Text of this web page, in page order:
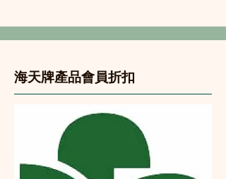
海天牌產品會員折扣